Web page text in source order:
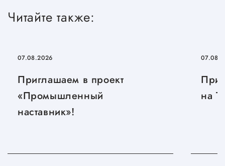
Сервисы для бизнеса
Органы управления и надзора
Документы
Вакансии
Читайте также:
07.08.2026
Приглашаем в проект
«Промышленный
наставник»!
на